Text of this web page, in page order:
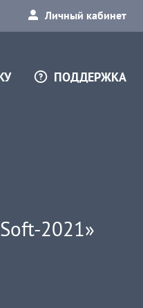
Личный кабинет
ПОДДЕРЖКА
2021»